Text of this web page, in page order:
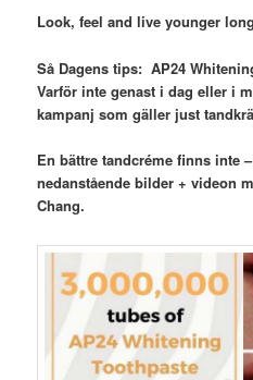
Look, feel and live younger
Så Dagens tips: AP24
Varför inte genast i dag eller i
kampanj som gäller just
En bättre tandcréme finns inte
nedanstående bilder + videon